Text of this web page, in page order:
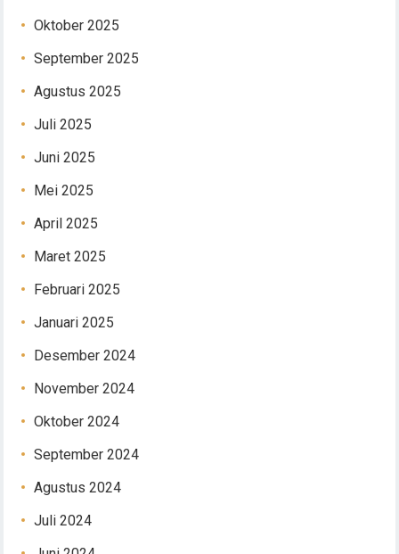
Oktober 2025
September 2025
Agustus 2025
Juli 2025
Juni 2025
Mei 2025
April 2025
Maret 2025
Februari 2025
Januari 2025
Desember 2024
November 2024
Oktober 2024
September 2024
Agustus 2024
Juli 2024